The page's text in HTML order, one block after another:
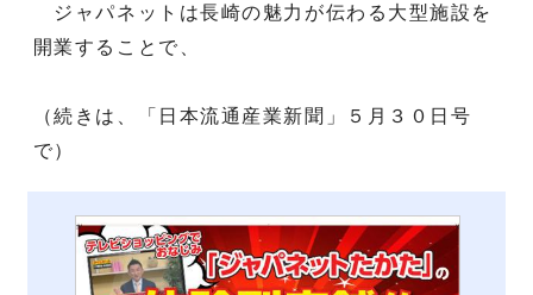
ジャパネットは長崎の魅力が伝わる大型施設を
開業することで、
（続きは、「日本流通産業新聞」５月３０日号
で）